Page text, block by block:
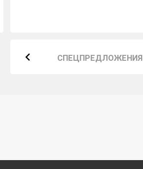
СПЕЦПРЕДЛОЖЕНИЯ